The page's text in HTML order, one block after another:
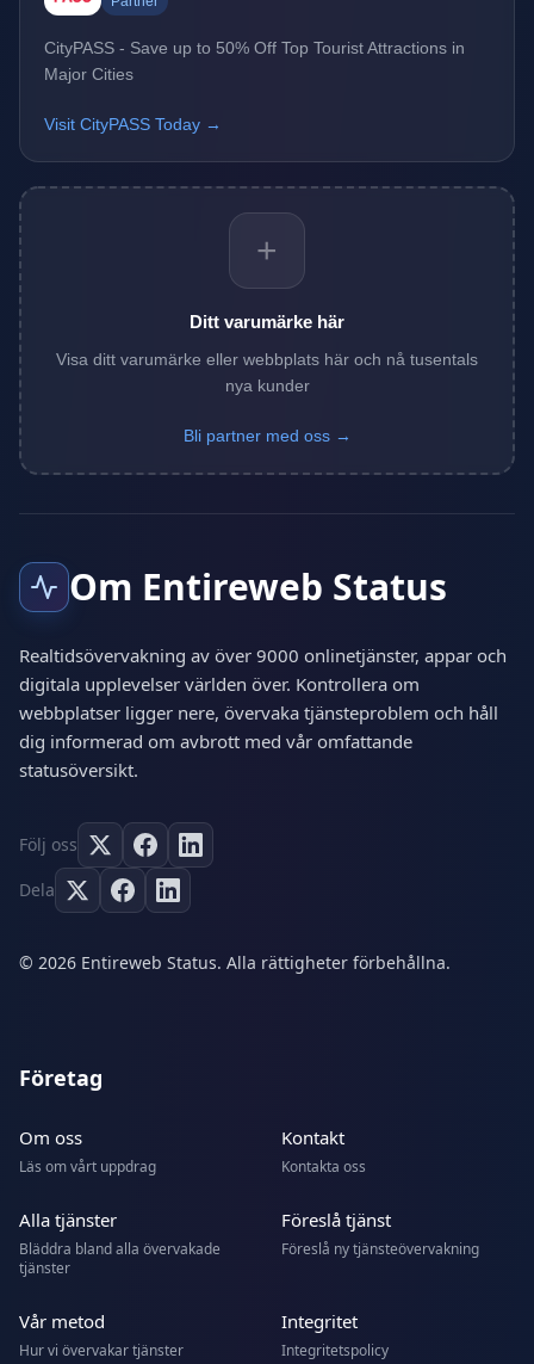
CityPASS - Save up to 50% Off Top Tourist Attractions in
Major Cities
Visit CityPASS Today →
+
Ditt varumärke här
Visa ditt varumärke eller webbplats här och nå tusentals
nya kunder
Bli partner med oss →
Om Entireweb Status
Realtidsövervakning av över 9000 onlinetjänster, appar och
digitala upplevelser världen över. Kontrollera om
webbplatser ligger nere, övervaka tjänsteproblem och håll
dig informerad om avbrott med vår omfattande
statusöversikt.
Följ oss
Dela
© 2026 Entireweb Status. Alla rättigheter förbehållna.
Företag
Om oss
Läs om vårt uppdrag
Kontakt
Kontakta oss
Alla tjänster
Bläddra bland alla övervakade
tjänster
Föreslå tjänst
Föreslå ny tjänsteövervakning
Vår metod
Hur vi övervakar tjänster
Integritet
Integritetspolicy